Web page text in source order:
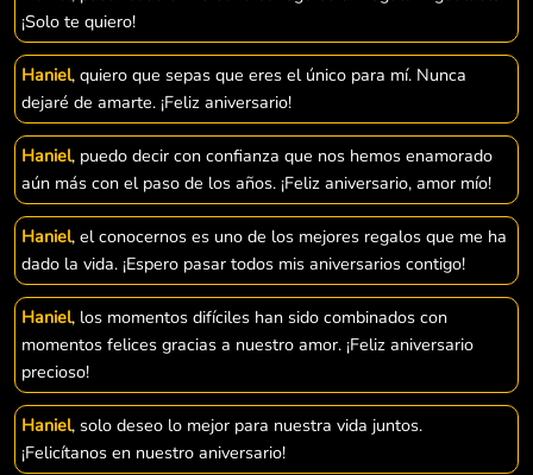
¡Solo te quiero!
Haniel, quiero que sepas que eres el único para mí. Nunca
dejaré de amarte. ¡Feliz aniversario!
Haniel, puedo decir con confianza que nos hemos enamorado
aún más con el paso de los años. ¡Feliz aniversario, amor mío!
Haniel, el conocernos es uno de los mejores regalos que me ha
dado la vida. ¡Espero pasar todos mis aniversarios contigo!
Haniel, los momentos difíciles han sido combinados con
momentos felices gracias a nuestro amor. ¡Feliz aniversario
precioso!
Haniel, solo deseo lo mejor para nuestra vida juntos.
¡Felicítanos en nuestro aniversario!